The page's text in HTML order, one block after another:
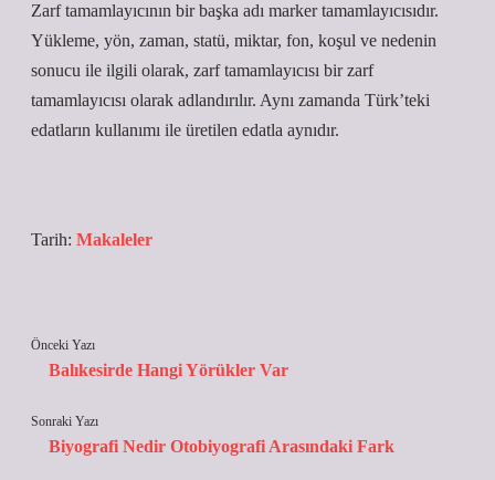
Zarf tamamlayıcının bir başka adı marker tamamlayıcısıdır.
Yükleme, yön, zaman, statü, miktar, fon, koşul ve nedenin
sonucu ile ilgili olarak, zarf tamamlayıcısı bir zarf
tamamlayıcısı olarak adlandırılır. Aynı zamanda Türk’teki
edatların kullanımı ile üretilen edatla aynıdır.
Tarih: Makaleler
Önceki Yazı
Balıkesirde Hangi Yörükler Var
Sonraki Yazı
Biyografi Nedir Otobiyografi Arasındaki Fark